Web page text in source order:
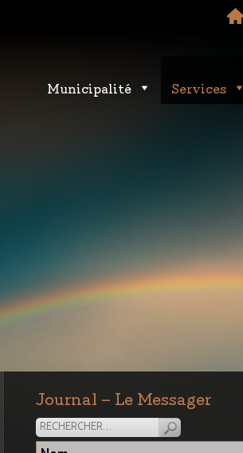
Municipalité Services
Journal – Le Messager